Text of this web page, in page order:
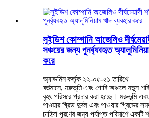
সুইডিশ কোম্পানি আজেলিও
সঞ্চয়ের জন্য পুনর্ব্যবহৃত
করে
অ্যাডমিন কর্তৃক ২২-০৫-২১ তারিখে
বর্তমানে, মরুভূমি এবং গোবি অঞ্চলে নতুন
বৃহৎ পরিসরে প্রচার করা হচ্ছে। মরুভূমি
পাওয়ার গ্রিড দুর্বল এবং পাওয়ার গ্রিডের
চাহিদা পূরণের জন্য পর্যাপ্ত পরিমাণে একটি